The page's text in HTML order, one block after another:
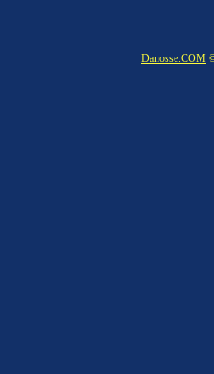
Danosse.COM